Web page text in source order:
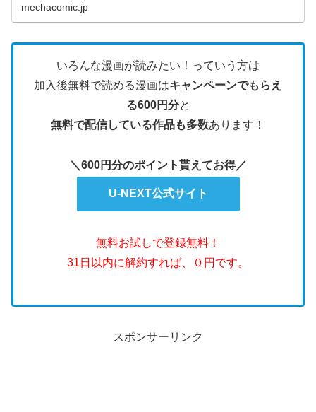
mechacomic.jp
いろんな漫画が読みたい！っていう方は
加入後無料で読める漫画はキャンペーンでもらえ
る600円分と
無料で配信している作品も多数あります！
＼600円分のポイント貰えてお得／
U-NEXT公式サイト
無料お試しで登録無料！
31日以内に解約すれば、０円です。
スポンサーリンク